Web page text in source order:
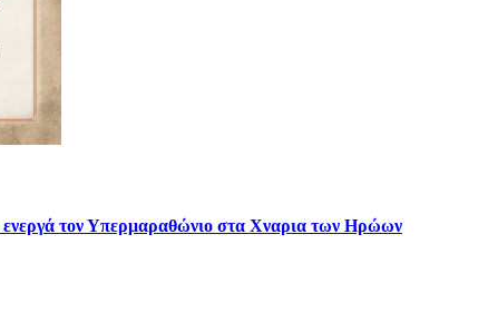
τον Υπερμαραθώνιο στα Χναρια των Ηρώων